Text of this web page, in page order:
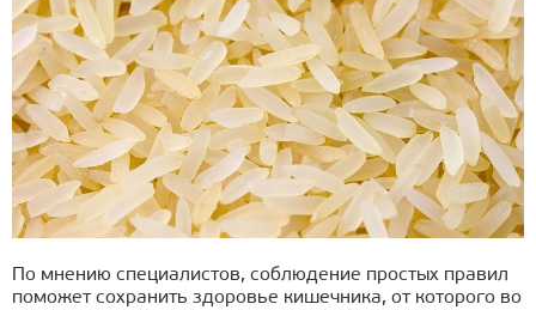
По мнению специалистов, соблюдение простых правил
поможет сохранить здоровье кишечника, от которого во